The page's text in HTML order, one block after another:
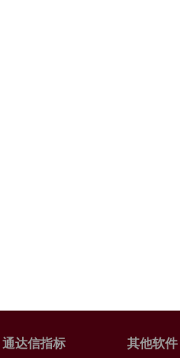
通达信指标 其他软件